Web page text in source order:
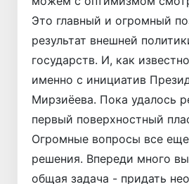
Это главный и огромный
результат внешней
государств. И, как
именно с инициатив
Мирзиёева. Пока удалось
первый поверхностный
Огромные вопросы все
решения. Впереди много
общая задача - придать